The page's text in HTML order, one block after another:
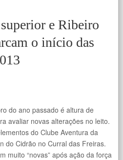
e Ribeiro
o início das
do ano passado é altura de
avaliar novas alterações no leito.
do Clube Aventura da
do Cidrão no Curral das Freiras.
muito “novas” após ação da força